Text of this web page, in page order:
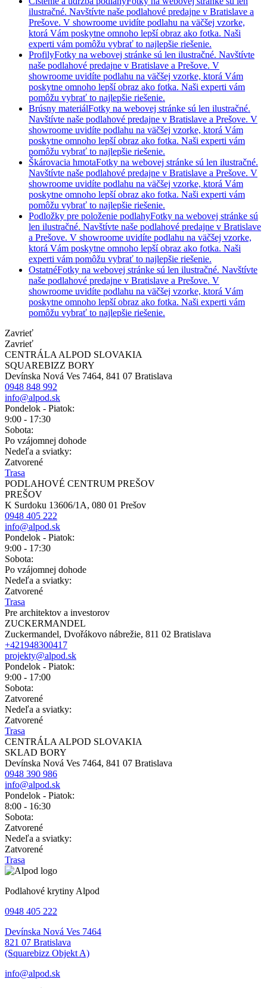
ilustračné. Navštívte naše podlahové predajne v Bratislave a
Prešove. V showroome uvidíte podlahu na väčšej vzorke,
ktorá Vám poskytne omnoho lepší obraz ako fotka. Naši
experti vám pomôžu vybrať to najlepšie riešenie.
ProfilyFotky na webovej stránke sú len ilustračné. Navštívte
naše podlahové predajne v Bratislave a Prešove. V
showroome uvidíte podlahu na väčšej vzorke, ktorá Vám
poskytne omnoho lepší obraz ako fotka. Naši experti vám
pomôžu vybrať to najlepšie riešenie.
Brúsny materiálFotky na webovej stránke sú len ilustračné.
Navštívte naše podlahové predajne v Bratislave a Prešove. V
showroome uvidíte podlahu na väčšej vzorke, ktorá Vám
poskytne omnoho lepší obraz ako fotka. Naši experti vám
pomôžu vybrať to najlepšie riešenie.
Škárovacia hmotaFotky na webovej stránke sú len ilustračné.
Navštívte naše podlahové predajne v Bratislave a Prešove. V
showroome uvidíte podlahu na väčšej vzorke, ktorá Vám
poskytne omnoho lepší obraz ako fotka. Naši experti vám
pomôžu vybrať to najlepšie riešenie.
Podložky pre položenie podlahyFotky na webovej stránke sú
len ilustračné. Navštívte naše podlahové predajne v Bratislave
a Prešove. V showroome uvidíte podlahu na väčšej vzorke,
ktorá Vám poskytne omnoho lepší obraz ako fotka. Naši
experti vám pomôžu vybrať to najlepšie riešenie.
OstatnéFotky na webovej stránke sú len ilustračné. Navštívte
naše podlahové predajne v Bratislave a Prešove. V
showroome uvidíte podlahu na väčšej vzorke, ktorá Vám
poskytne omnoho lepší obraz ako fotka. Naši experti vám
pomôžu vybrať to najlepšie riešenie.
Zavrieť
Zavrieť
CENTRÁLA ALPOD SLOVAKIA
SQUAREBIZZ BORY
Devínska Nová Ves 7464, 841 07 Bratislava
0948 848 992
info@alpod.sk
Pondelok - Piatok:
9:00 - 17:30
Sobota:
Po vzájomnej dohode
Nedeľa a sviatky:
Zatvorené
Trasa
PODLAHOVÉ CENTRUM PREŠOV
PREŠOV
K Surdoku 13606/1A, 080 01 Prešov
0948 405 222
info@alpod.sk
Pondelok - Piatok:
9:00 - 17:30
Sobota:
Po vzájomnej dohode
Nedeľa a sviatky:
Zatvorené
Trasa
Pre architektov a investorov
ZUCKERMANDEL
Zuckermandel, Dvořákovo nábrežie, 811 02 Bratislava
+421948300417
projekty@alpod.sk
Pondelok - Piatok:
9:00 - 17:00
Sobota:
Zatvorené
Nedeľa a sviatky:
Zatvorené
Trasa
CENTRÁLA ALPOD SLOVAKIA
SKLAD BORY
Devínska Nová Ves 7464, 841 07 Bratislava
0948 390 986
info@alpod.sk
Pondelok - Piatok:
8:00 - 16:30
Sobota:
Zatvorené
Nedeľa a sviatky:
Zatvorené
Trasa
Podlahové krytiny Alpod
0948 405 222
Devínska Nová Ves 7464
821 07 Bratislava
(Squarebizz Objekt A)
info@alpod.sk